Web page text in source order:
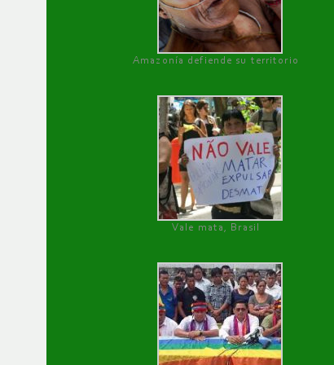
Amazonía defiende su territorio
Vale mata, Brasil